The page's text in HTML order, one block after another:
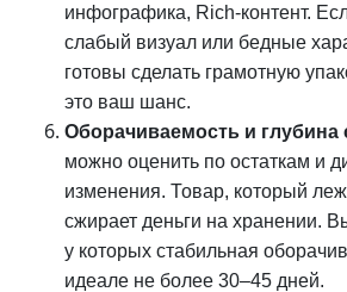
инфографика, Rich-контент.
слабый визуал или бедные
готовы сделать грамотную
это ваш шанс.
Оборачиваемость и глубина
можно оценить по остаткам и
изменения. Товар, который
сжирает деньги на хранении.
у которых стабильная
идеале не более 30–45 дней.